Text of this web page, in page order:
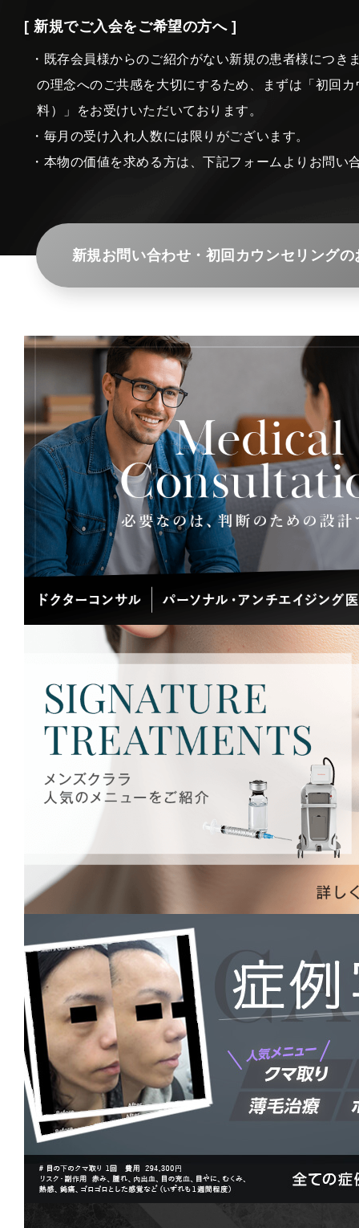
[ 新規でご入会をご希望の方へ ]
・既存会員様からのご紹介がない新規の患者様につき
の理念へのご共感を大切にするため、まずは「初回
料）」をお受けいただいております。
・毎月の受け入れ人数には限りがございます。
・本物の価値を求める方は、下記フォームよりお問い
新規お問い合わせ・初回カウンセリングの